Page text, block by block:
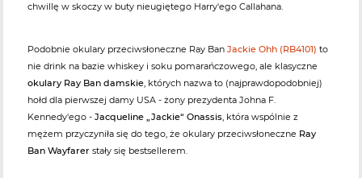
chwillę w skoczy w buty nieugiętego Harry'ego Callahana.
Podobnie okulary przeciwsłoneczne Ray Ban Jackie Ohh (RB4101) to
nie drink na bazie whiskey i soku pomarańczowego, ale klasyczne
okulary Ray Ban damskie, których nazwa to (najprawdopodobniej)
hołd dla pierwszej damy USA - żony prezydenta Johna F.
Kennedy'ego - Jacqueline „Jackie“ Onassis, która wspólnie z
mężem przyczyniła się do tego, że okulary przeciwsłoneczne Ray
Ban Wayfarer stały się bestsellerem.